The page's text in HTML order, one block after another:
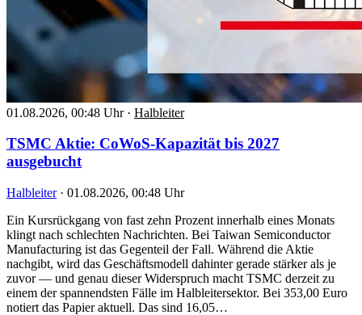
01.08.2026, 00:48 Uhr · Halbleiter
TSMC Aktie: CoWoS-Kapazität bis 2027
ausgebucht
Halbleiter · 01.08.2026, 00:48 Uhr
Ein Kursrückgang von fast zehn Prozent innerhalb eines Monats
klingt nach schlechten Nachrichten. Bei Taiwan Semiconductor
Manufacturing ist das Gegenteil der Fall. Während die Aktie
nachgibt, wird das Geschäftsmodell dahinter gerade stärker als je
zuvor — und genau dieser Widerspruch macht TSMC derzeit zu
einem der spannendsten Fälle im Halbleitersektor. Bei 353,00 Euro
notiert das Papier aktuell. Das sind 16,05…